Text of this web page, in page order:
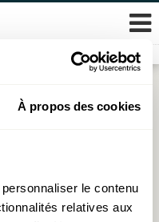
À propos des cookies
le contenu
relatives aux
diplômés : comment
(économiste)